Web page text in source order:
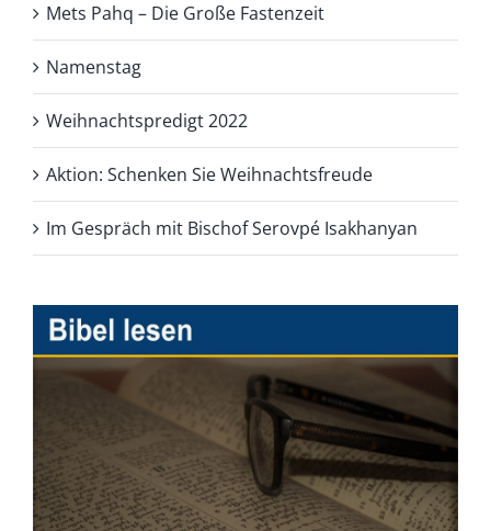
Mets Pahq – Die Große Fastenzeit
Namenstag
Weihnachtspredigt 2022
Aktion: Schenken Sie Weihnachtsfreude
Im Gespräch mit Bischof Serovpé Isakhanyan